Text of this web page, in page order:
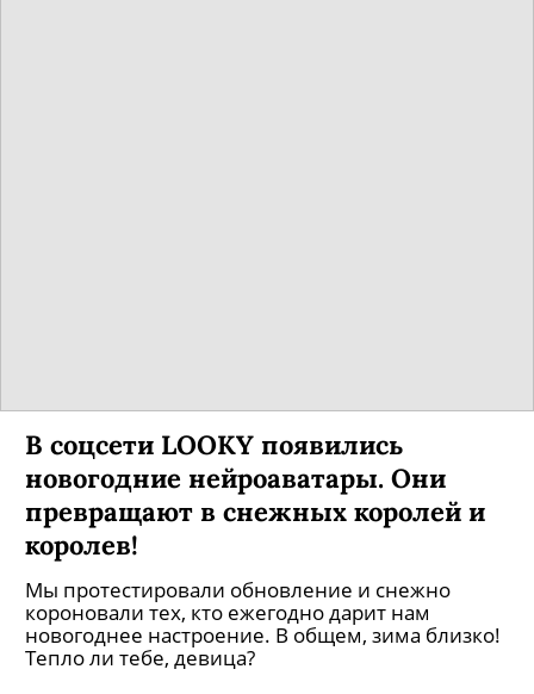
В соцсети LOOKY появились
новогодние нейроаватары. Они
превращают в снежных королей и
королев!
Мы протестировали обновление и снежно
короновали тех, кто ежегодно дарит нам
новогоднее настроение. В общем, зима близко!
Тепло ли тебе, девица?